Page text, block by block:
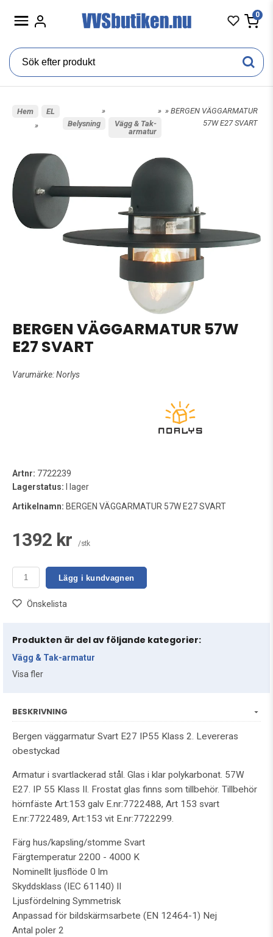
0
Hem
»
EL
»
Belysning
»
Vägg & Tak-
armatur
» BERGEN VÄGGARMATUR
57W E27 SVART
BERGEN VÄGGARMATUR 57W
E27 SVART
Varumärke:Norlys
Artnr: 7722239
Lagerstatus: I lager
Artikelnamn: BERGEN VÄGGARMATUR 57W E27 SVART
1392 kr /stk
Lägg i kundvagnen
Önskelista
Produkten är del av följande kategorier:
Vägg & Tak-armatur
Visa fler
BESKRIVNING
Bergen väggarmatur Svart E27 IP55 Klass 2. Levereras
obestyckad
Armatur i svartlackerad stål. Glas i klar polykarbonat. 57W
E27. IP 55 Klass II. Frostat glas finns som tillbehör. Tillbehör
hörnfäste Art:153 galv E.nr:7722488, Art 153 svart
E.nr:7722489, Art:153 vit E.nr:7722299.
Färg hus/kapsling/stomme Svart
Färgtemperatur 2200 - 4000 K
Nominellt ljusflöde 0 lm
Skyddsklass (IEC 61140) II
Ljusfördelning Symmetrisk
Anpassad för bildskärmsarbete (EN 12464-1) Nej
Antal poler 2